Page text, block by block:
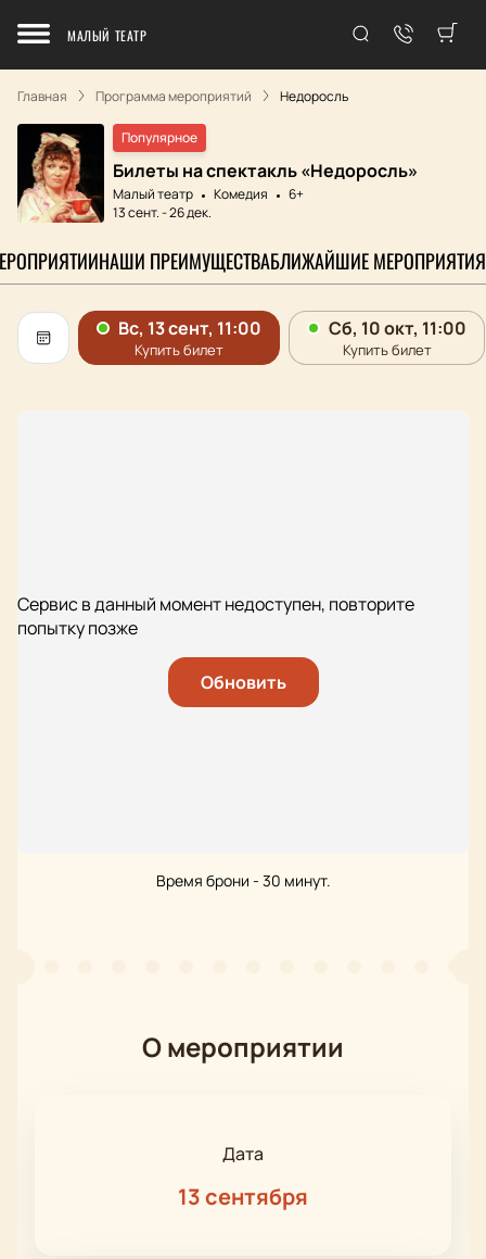
МАЛЫЙ ТЕАТР
Главная Программа мероприятий Недоросль
Популярное
Билеты на спектакль «Недоросль»
Малый театр Комедия
6+
13 сент.-26 дек.
НАШИ ПРЕИМУЩЕСТВАБЛИЖАЙШИЕ МЕРОПРИЯТИЯ
Сервис в данный момент недоступен, повторите
попытку позже
Обновить
Время брони - 30 минут.
О мероприятии
Дата
13 сентября